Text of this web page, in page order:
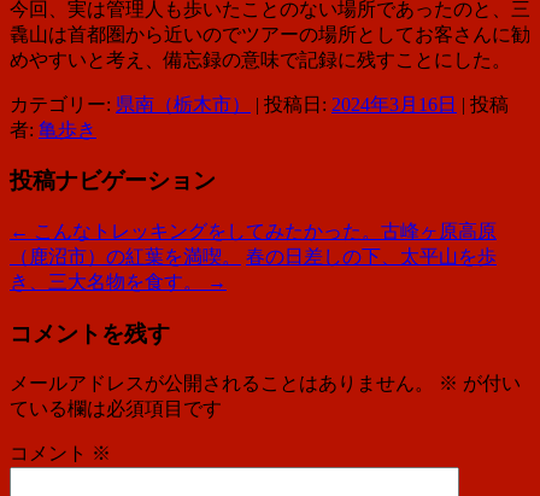
今回、実は管理人も歩いたことのない場所であったのと、三
毳山は首都圏から近いのでツアーの場所としてお客さんに勧
めやすいと考え、備忘録の意味で記録に残すことにした。
カテゴリー: 県南（栃木市） | 投稿日: 2024年3月16日 | 投稿
者: 亀歩き
投稿ナビゲーション
← こんなトレッキングをしてみたかった。古峰ヶ原高原
（鹿沼市）の紅葉を満喫。
春の日差しの下、太平山を歩
き、三大名物を食す。
→
コメントを残す
メールアドレスが公開されることはありません。 ※ が付い
ている欄は必須項目です
コメント ※